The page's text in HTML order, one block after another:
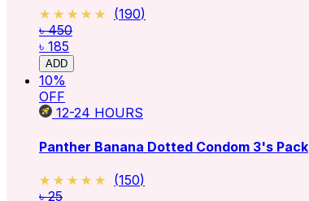
★★★★★
★★★★★ (190)
৳ 450
৳ 185
ADD
10%
OFF
12-24 HOURS
Panther Banana Dotted Condom 3's Pack
★★★★★
★★★★★ (150)
৳ 25